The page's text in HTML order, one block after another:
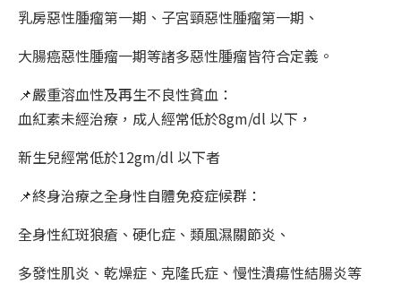
乳房惡性腫瘤第一期、子宮頸惡性腫瘤第一期、
大腸癌惡性腫瘤一期等諸多惡性腫瘤皆符合定義。
📌嚴重溶血性及再生不良性貧血：
血紅素未經治療，成人經常低於8gm/dl 以下，
新生兒經常低於12gm/dl 以下者
📌終身治療之全身性自體免疫症候群：
全身性紅斑狼瘡、硬化症、類風濕關節炎、
多發性肌炎、乾燥症、克隆氏症、慢性潰瘍性結腸炎等